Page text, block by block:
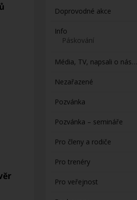
Doprovodné akce
Info
Páskování
Média, TV, napsali o nás…
Nezařazené
Pozvánka
Pozvánka – semináře
Pro členy a rodiče
Pro trenéry
Pro veřejnost